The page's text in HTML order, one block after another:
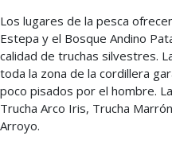
Los lugares de la pesca
Estepa y el Bosque Andino
calidad de truchas silvestres.
toda la zona de la cordillera
poco pisados por el hombre.
Trucha Arco Iris, Trucha
Arroyo.